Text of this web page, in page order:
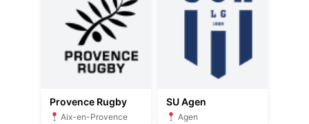
Provence Rugby
Aix-en-Provence
SU Agen
Agen